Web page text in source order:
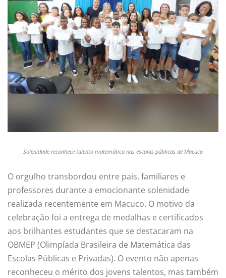
Solenidade reconhece talento matemático nas escolas públicas de Macuco
O orgulho transbordou entre pais, familiares e
professores durante a emocionante solenidade
realizada recentemente em Macuco. O motivo da
celebração foi a entrega de medalhas e certificados
aos brilhantes estudantes que se destacaram na
OBMEP (Olimpíada Brasileira de Matemática das
Escolas Públicas e Privadas). O evento não apenas
reconheceu o mérito dos jovens talentos, mas também